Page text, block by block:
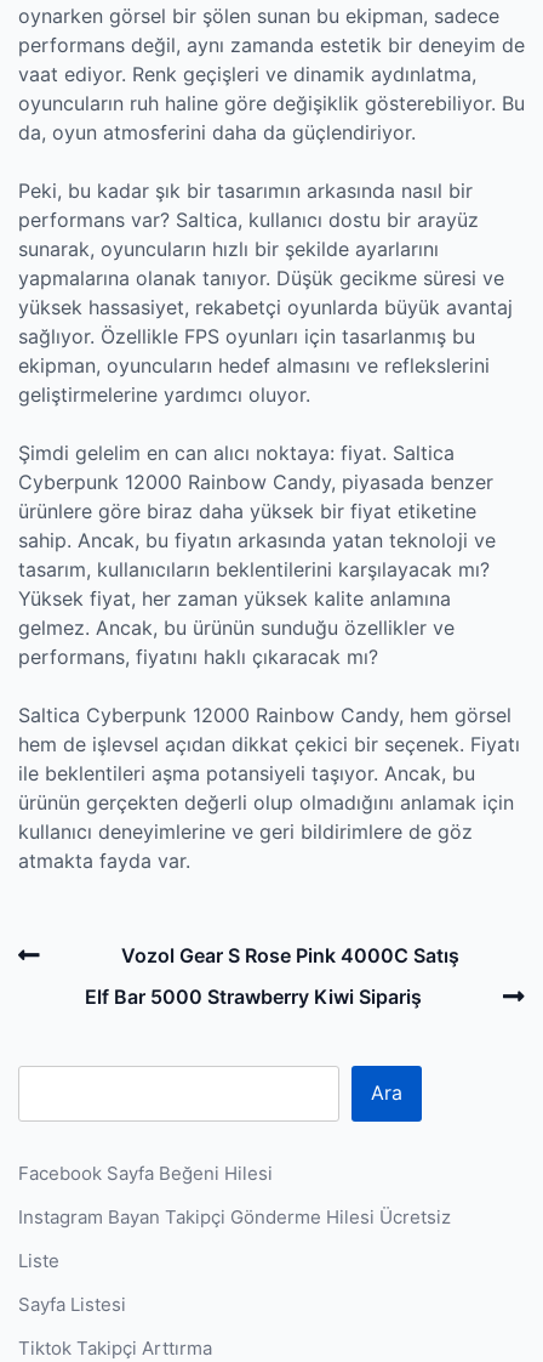
oynarken görsel bir şölen sunan bu ekipman, sadece
performans değil, aynı zamanda estetik bir deneyim de
vaat ediyor. Renk geçişleri ve dinamik aydınlatma,
oyuncuların ruh haline göre değişiklik gösterebiliyor. Bu
da, oyun atmosferini daha da güçlendiriyor.
Peki, bu kadar şık bir tasarımın arkasında nasıl bir
performans var? Saltica, kullanıcı dostu bir arayüz
sunarak, oyuncuların hızlı bir şekilde ayarlarını
yapmalarına olanak tanıyor. Düşük gecikme süresi ve
yüksek hassasiyet, rekabetçi oyunlarda büyük avantaj
sağlıyor. Özellikle FPS oyunları için tasarlanmış bu
ekipman, oyuncuların hedef almasını ve reflekslerini
geliştirmelerine yardımcı oluyor.
Şimdi gelelim en can alıcı noktaya: fiyat. Saltica
Cyberpunk 12000 Rainbow Candy, piyasada benzer
ürünlere göre biraz daha yüksek bir fiyat etiketine
sahip. Ancak, bu fiyatın arkasında yatan teknoloji ve
tasarım, kullanıcıların beklentilerini karşılayacak mı?
Yüksek fiyat, her zaman yüksek kalite anlamına
gelmez. Ancak, bu ürünün sunduğu özellikler ve
performans, fiyatını haklı çıkaracak mı?
Saltica Cyberpunk 12000 Rainbow Candy, hem görsel
hem de işlevsel açıdan dikkat çekici bir seçenek. Fiyatı
ile beklentileri aşma potansiyeli taşıyor. Ancak, bu
ürünün gerçekten değerli olup olmadığını anlamak için
kullanıcı deneyimlerine ve geri bildirimlere de göz
atmakta fayda var.
Post
navigation
Previous
Vozol Gear S Rose Pink 4000C Satış
Elf Bar 5000 Strawberry Kiwi Sipariş
Ara
Facebook Sayfa Beğeni Hilesi
Instagram Bayan Takipçi Gönderme Hilesi Ücretsiz
Liste
Sayfa Listesi
Tiktok Takipçi Arttırma